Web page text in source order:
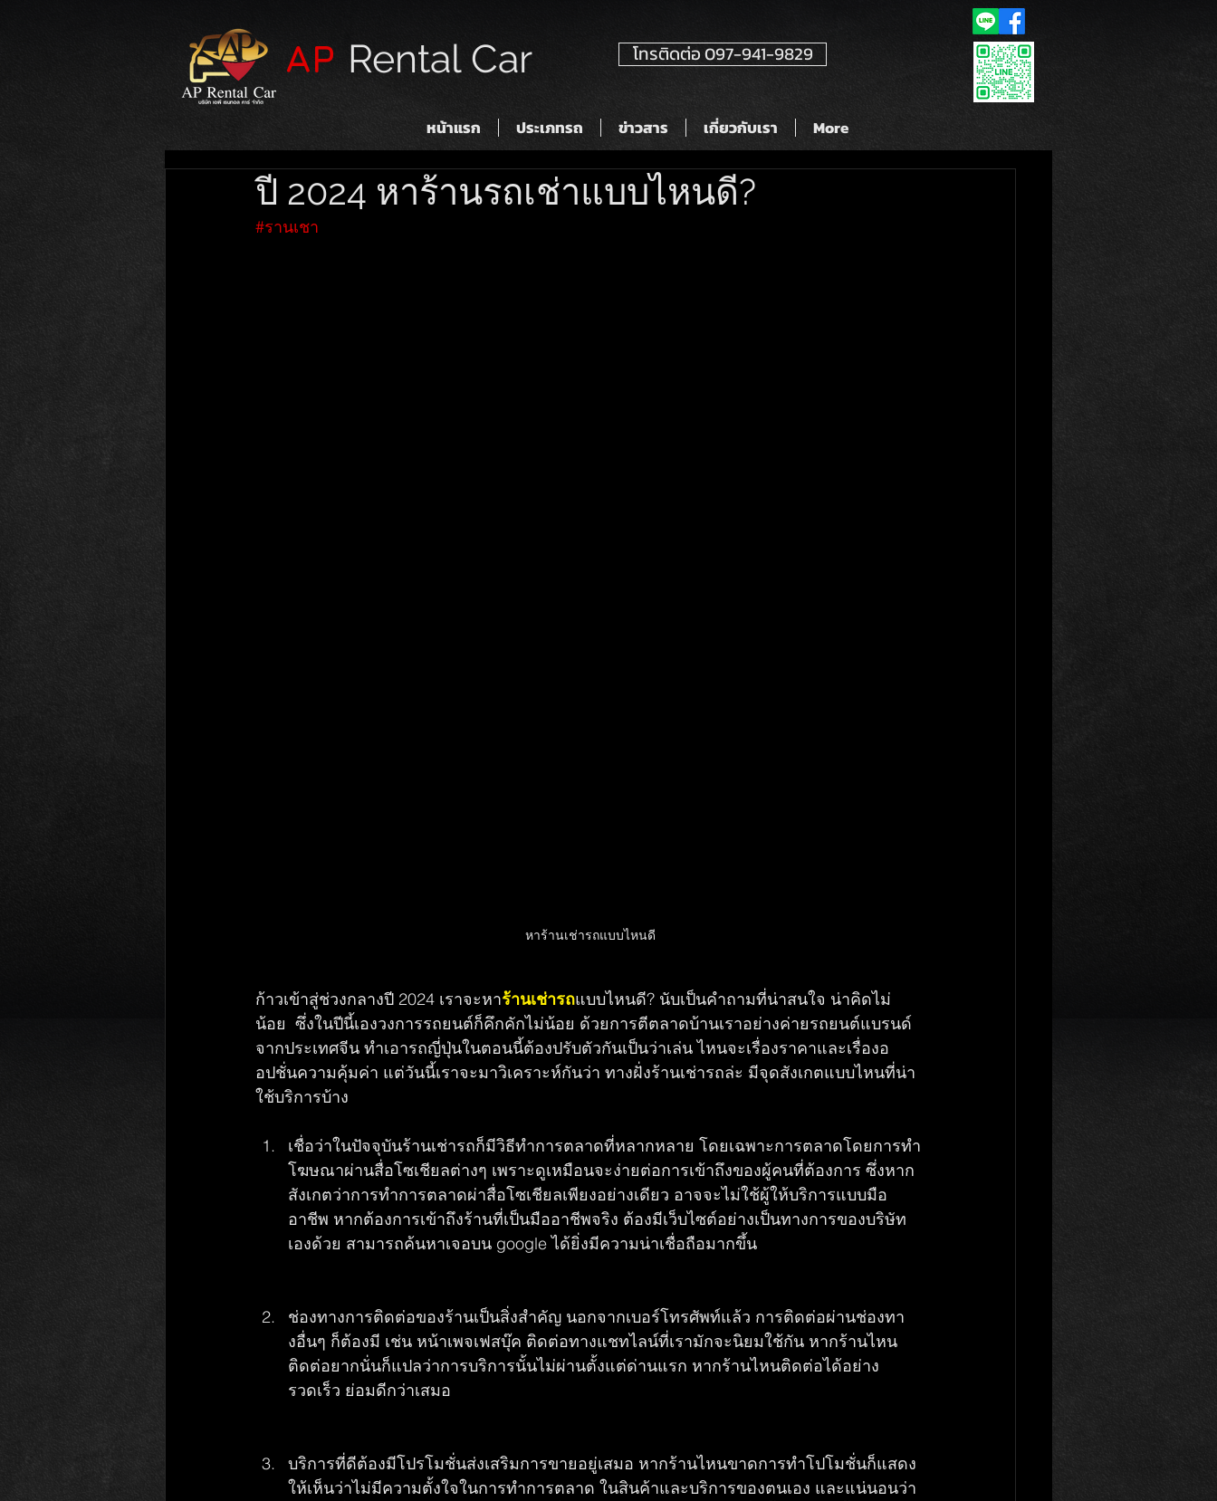
AP Rental Car โทรติดต่อ 097-941-9829
หน้าแรก ประเภทรถ ข่าวสาร เกี่ยวกับเรา More
ปี 2024 หาร้านรถเช่าแบบไหนดี?
#รานเชา
หาร้านเช่ารถแบบไหนดี
ก้าวเข้าสู่ช่วงกลางปี 2024 เราจะหาร้านเช่ารถแบบไหนดี? นับเป็นคำถามที่น่าสนใจ น่าคิดไม่
น้อย  ซึ่งในปีนี้เองวงการรถยนต์ก็คึกคักไม่น้อย ด้วยการตีตลาดบ้านเราอย่างค่ายรถยนต์แบรนด์
จากประเทศจีน ทำเอารถญี่ปุ่นในตอนนี้ต้องปรับตัวกันเป็นว่าเล่น ไหนจะเรื่องราคาและเรื่องอ
อปชั่นความคุ้มค่า แต่วันนี้เราจะมาวิเคราะห์กันว่า ทางฝั่งร้านเช่ารถล่ะ มีจุดสังเกตแบบไหนที่น่า
ใช้บริการบ้าง
เชื่อว่าในปัจจุบันร้านเช่ารถก็มีวิธีทำการตลาดที่หลากหลาย โดยเฉพาะการตลาดโดยการทำ
โฆษณาผ่านสื่อโซเชียลต่างๆ เพราะดูเหมือนจะง่ายต่อการเข้าถึงของผู้คนที่ต้องการ ซึ่งหาก
สังเกตว่าการทำการตลาดผ่าสื่อโซเชียลเพียงอย่างเดียว อาจจะไม่ใช้ผู้ให้บริการแบบมือ
อาชีพ หากต้องการเข้าถึงร้านที่เป็นมืออาชีพจริง ต้องมีเว็บไซต์อย่างเป็นทางการของบริษัท
เองด้วย สามารถค้นหาเจอบน google ได้ยิ่งมีความน่าเชื่อถือมากขึ้น
ช่องทางการติดต่อของร้านเป็นสิ่งสำคัญ นอกจากเบอร์โทรศัพท์แล้ว การติดต่อผ่านช่องทา
งอื่นๆ ก็ต้องมี เช่น หน้าเพจเฟสบุ๊ค ติดต่อทางแชทไลน์ที่เรามักจะนิยมใช้กัน หากร้านไหน
ติดต่อยากนั่นก็แปลว่าการบริการนั้นไม่ผ่านตั้งแต่ด่านแรก หากร้านไหนติดต่อได้อย่าง
รวดเร็ว ย่อมดีกว่าเสมอ
บริการที่ดีต้องมีโปรโมชั่นส่งเสริมการขายอยู่เสมอ หากร้านไหนขาดการทำโปโมชั่นก็แสดง
ให้เห็นว่าไม่มีความตั้งใจในการทำการตลาด ในสินค้าและบริการของตนเอง และแน่นอนว่า